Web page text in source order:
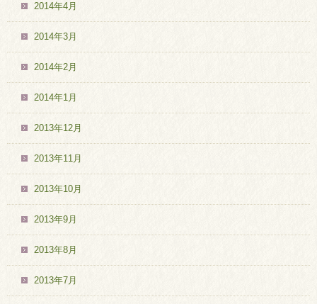
2014年4月
2014年3月
2014年2月
2014年1月
2013年12月
2013年11月
2013年10月
2013年9月
2013年8月
2013年7月